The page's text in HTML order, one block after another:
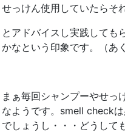
せっけん使用していたらそ
とアドバイスし実践しても
かなという印象です。（あ
まぁ毎回シャンプーやせっ
なようです。smell check
でしょうし・・・どうして